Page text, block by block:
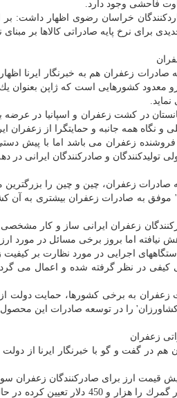
فاحشی وجود دارد.
خراسان رضوی اظهار
برای نرخ پایه صادراتی كالاها بر مبنای
ایرنا اظهار داشت: 75 درصد محصول تولیدی زعفران ایران هر
معدود كشورهایی است كه ژاپن بعنوان
در كشت زعفران و اسپانیا
و نگاه همه جانبه و حمایتگرا از زعفران
فروشنده زعفران می باشد اما با پیش
زعفران، چین و چین را بزرگترین
موفق به صادرات زعفران بیشتری به آن
زعفران ایرانی ساز و كار
نیافته اما بروز برخی مسائل در مورد
اجرایی در مورد نظارت بر كیفیت
كیفی در نظر گرفته شده و اعمال
زعفران به برخی كشورها، حمایت دولت
را در توسعه صادرات این محصول
زعفران
در گفت و گو با خبرنگار ایرنا از
قیمت ارز برای صادركنندگان زعفران
صادراتی هر كیلوگرم زعفران در